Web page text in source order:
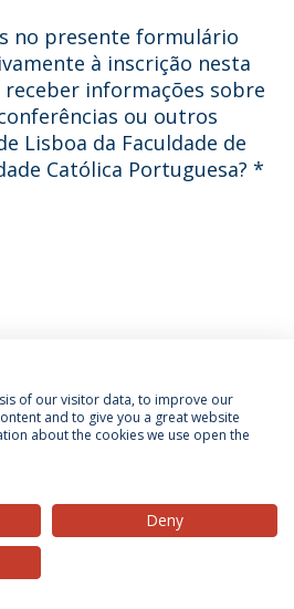
no presente formulário
à inscrição nesta
receber informações sobre
ou outros
Lisboa da Faculdade de
Católica Portuguesa? *
Católica Portuguesa
of our visitor data, to improve our
and to give you a great website
about the cookies we use open the
Deny